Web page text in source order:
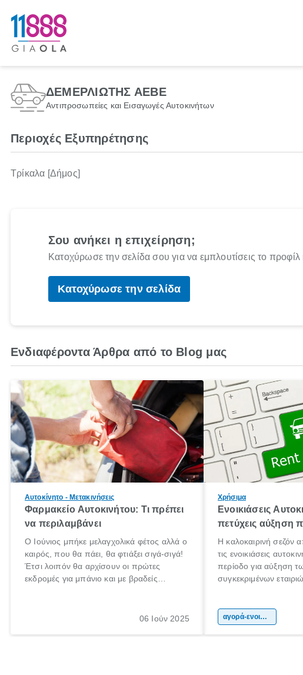
ΔΕΜΕΡΛΙΩΤΗΣ ΑΕΒΕ
Αντιπροσωπείες και Εισαγωγές Αυτοκινήτων
Περιοχές Εξυπηρέτησης
Τρίκαλα [Δήμος]
Σου ανήκει η επιχείρηση;
Κατοχύρωσε την σελίδα σου για να εμπλουτίσεις το
Κατοχύρωσε την σελίδα
Ενδιαφέροντα Άρθρα από το Blog μας
Αυτοκίνητο - Μετακινήσεις
Φαρμακείο Αυτοκινήτου: Τι πρέπει
να περιλαμβάνει
Ο Ιούνιος μπήκε μελαγχολικά φέτος αλλά ο
καιρός, που θα πάει, θα φτιάξει σιγά-σιγά!
Έτσι λοιπόν θα αρχίσουν οι πρώτες
εκδρομές για μπάνιο και με βραδείς
06 Ιούν 2025
Χρήσιμα
Ενοικιάσεις
πετύχεις αύξηση
Η καλοκαιρινή σεζόν
τις ενοικιάσεις
περίοδο για αύξηση
συγκεκριμένων
πολιτών, που κάνουν
επιλέξουν την
αγορά-ενοικίαση αυτοκινήτου